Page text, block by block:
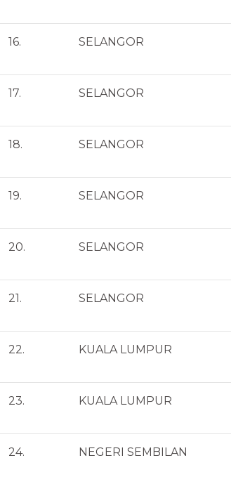
16. SELANGOR
17. SELANGOR
18. SELANGOR
19. SELANGOR
20. SELANGOR
21. SELANGOR
22. KUALA LUMPUR
23. KUALA LUMPUR
24. NEGERI SEMBILAN